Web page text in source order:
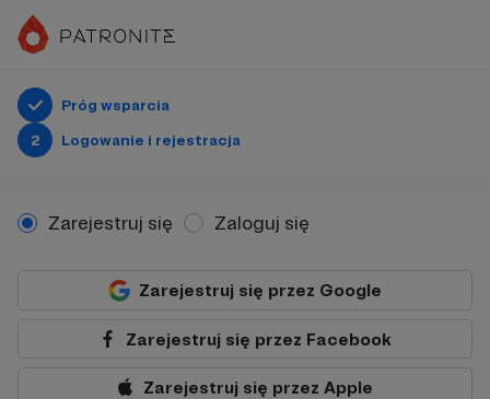
Próg wsparcia
2
Logowanie i rejestracja
Zarejestruj się Zaloguj się
Zarejestruj się przez Google
Zarejestruj się przez Facebook
Zarejestruj się przez Apple